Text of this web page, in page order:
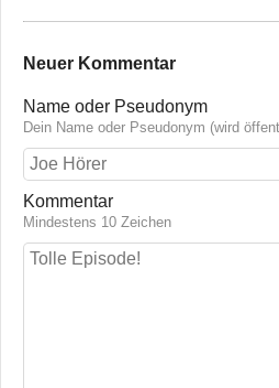
Neuer Kommentar
Name oder Pseudonym
Dein Name oder Pseudonym (wird
Kommentar
Mindestens 10 Zeichen